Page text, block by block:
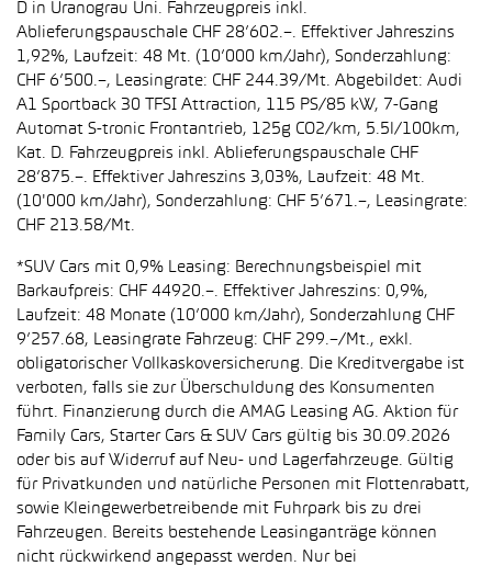
D in Uranograu Uni. Fahrzeugpreis inkl.
Ablieferungspauschale CHF 28’602.–. Effektiver Jahreszins
1,92%, Laufzeit: 48 Mt. (10’000 km/Jahr), Sonderzahlung:
CHF 6’500.–, Leasingrate: CHF 244.39/Mt. Abgebildet: Audi
A1 Sportback 30 TFSI Attraction, 115 PS/85 kW, 7-Gang
Automat S-tronic Frontantrieb, 125g CO2/km, 5.5l/100km,
Kat. D. Fahrzeugpreis inkl. Ablieferungspauschale CHF
28’875.–. Effektiver Jahreszins 3,03%, Laufzeit: 48 Mt.
(10'000 km/Jahr), Sonderzahlung: CHF 5’671.–, Leasingrate:
CHF 213.58/Mt.
*SUV Cars mit 0,9% Leasing: Berechnungsbeispiel mit
Barkaufpreis: CHF 44920.–. Effektiver Jahreszins: 0,9%,
Laufzeit: 48 Monate (10’000 km/Jahr), Sonderzahlung CHF
9’257.68, Leasingrate Fahrzeug: CHF 299.–/Mt., exkl.
obligatorischer Vollkaskoversicherung. Die Kreditvergabe ist
verboten, falls sie zur Überschuldung des Konsumenten
führt. Finanzierung durch die AMAG Leasing AG. Aktion für
Family Cars, Starter Cars & SUV Cars gültig bis 30.09.2026
oder bis auf Widerruf auf Neu- und Lagerfahrzeuge. Gültig
für Privatkunden und natürliche Personen mit Flottenrabatt,
sowie Kleingewerbetreibende mit Fuhrpark bis zu drei
Fahrzeugen. Bereits bestehende Leasinganträge können
nicht rückwirkend angepasst werden. Nur bei